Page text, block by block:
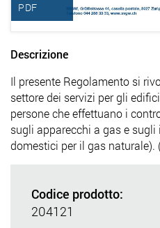
PDF
Descrizione
Il presente Regolamento si
settore dei servizi per gli
persone che effettuano i
sugli apparecchi a gas e
domestici per il gas naturale).
Codice prodotto:
204121